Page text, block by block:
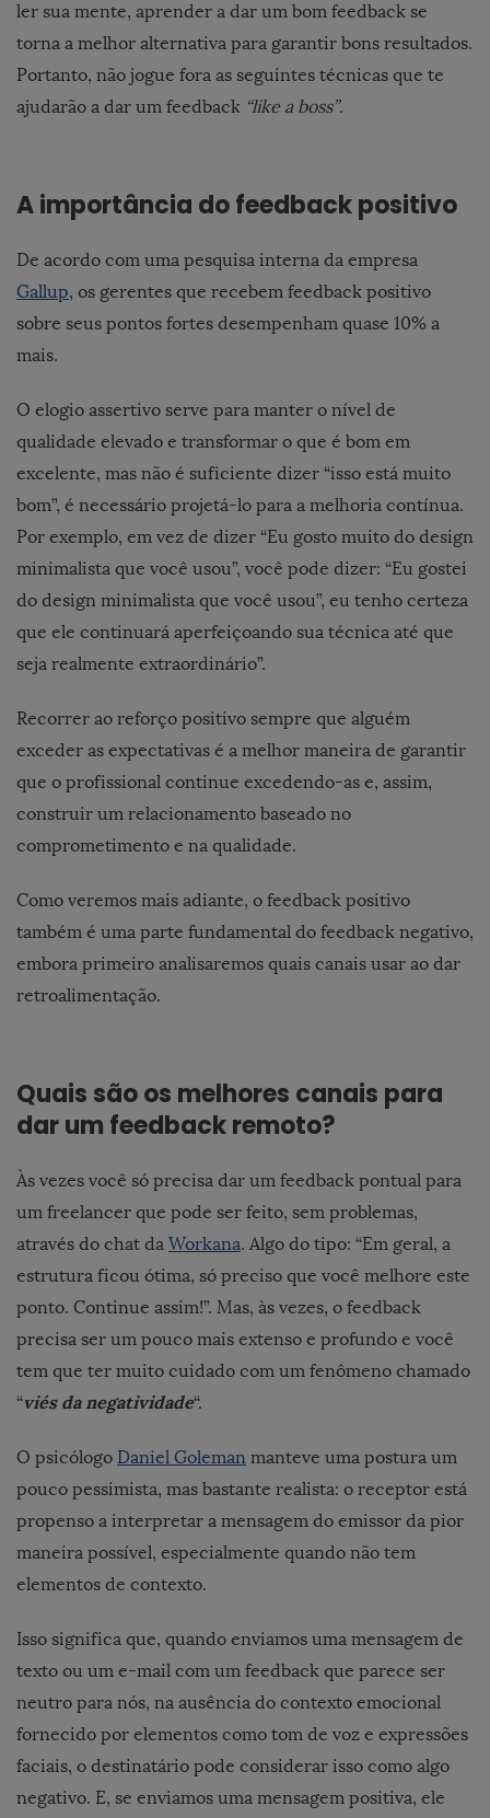
ler sua mente, aprender a dar um bom feedback se
torna a melhor alternativa para garantir bons resultados.
Portanto, não jogue fora as seguintes técnicas que te
ajudarão a dar um feedback “like a boss”.
A importância do feedback positivo
De acordo com uma pesquisa interna da empresa
Gallup, os gerentes que recebem feedback positivo
sobre seus pontos fortes desempenham quase 10% a
mais.
O elogio assertivo serve para manter o nível de
qualidade elevado e transformar o que é bom em
excelente, mas não é suficiente dizer “isso está muito
bom”, é necessário projetá-lo para a melhoria contínua.
Por exemplo, em vez de dizer “Eu gosto muito do design
minimalista que você usou”, você pode dizer: “Eu gostei
do design minimalista que você usou”, eu tenho certeza
que ele continuará aperfeiçoando sua técnica até que
seja realmente extraordinário”.
Recorrer ao reforço positivo sempre que alguém
exceder as expectativas é a melhor maneira de garantir
que o profissional continue excedendo-as e, assim,
construir um relacionamento baseado no
comprometimento e na qualidade.
Como veremos mais adiante, o feedback positivo
também é uma parte fundamental do feedback negativo,
embora primeiro analisaremos quais canais usar ao dar
retroalimentação.
Quais são os melhores canais para
dar um feedback remoto?
Às vezes você só precisa dar um feedback pontual para
um freelancer que pode ser feito, sem problemas,
através do chat da Workana. Algo do tipo: “Em geral, a
estrutura ficou ótima, só preciso que você melhore este
ponto. Continue assim!”. Mas, às vezes, o feedback
precisa ser um pouco mais extenso e profundo e você
tem que ter muito cuidado com um fenômeno chamado
“viés da negatividade“.
O psicólogo Daniel Goleman manteve uma postura um
pouco pessimista, mas bastante realista: o receptor está
propenso a interpretar a mensagem do emissor da pior
maneira possível, especialmente quando não tem
elementos de contexto.
Isso significa que, quando enviamos uma mensagem de
texto ou um e-mail com um feedback que parece ser
neutro para nós, na ausência do contexto emocional
fornecido por elementos como tom de voz e expressões
faciais, o destinatário pode considerar isso como algo
negativo. E, se enviamos uma mensagem positiva, ele